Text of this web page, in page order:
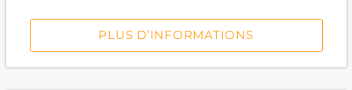
PLUS D’INFORMATIONS